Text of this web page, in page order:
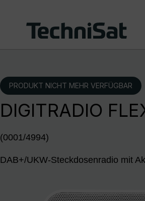
PRODUKT NICHT MEHR VERFÜGBAR
DIGITRADIO
(0001/4994)
DAB+/UKW-Steckdosenradio mit